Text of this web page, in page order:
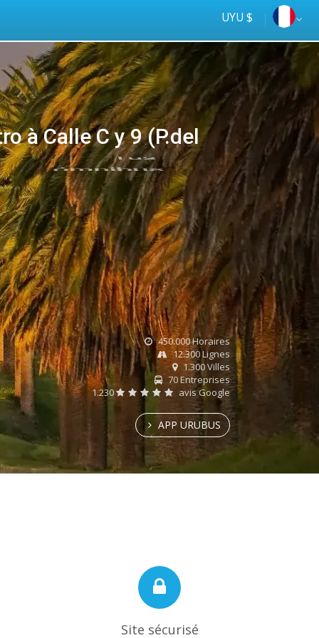
UYU $
à Calle C y 9 (P.del
online
Tus
ómnibus
450.000 Horaires
12.300 Lignes
1.300 Villes
70 Entreprises
1.230
avis Google
APP URUBUS
Site sécurisé